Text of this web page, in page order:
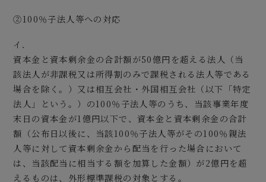
②100％子法人等への対応
イ．
資本金と資本剰余金の合計額が50億円を超える法人（当
該法人が非課税又は所得割のみで課税される法人等である
場合を除く。）又は相互会社・外国相互会社（以下「特定
法人」という。）の100％子法人等のうち、当該事業年度
末日の資本金が1億円以下で、資本金と資本剰余金の合計
額（公布日以後に、当該100％子法人等がその100％親法
人等に対して資本剰余金から配当を行った場合において
は、当該配当に相当する額を加算した金額）が2億円を超
えるものは、外形標準課税の対象とする。